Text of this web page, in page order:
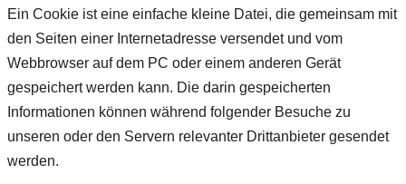
Ein Cookie ist eine einfache kleine Datei, die gemeinsam mit
den Seiten einer Internetadresse versendet und vom
Webbrowser auf dem PC oder einem anderen Gerät
gespeichert werden kann. Die darin gespeicherten
Informationen können während folgender Besuche zu
unseren oder den Servern relevanter Drittanbieter gesendet
werden.